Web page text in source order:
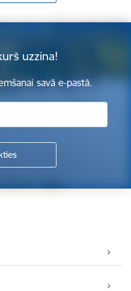
uzzina!
savā e-pastā.